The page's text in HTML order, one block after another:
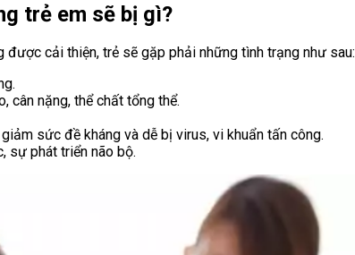
trẻ em sẽ bị gì?
được cải thiện, trẻ sẽ gặp phải những tình trạng như sau:
cân nặng, thể chất tổng thể.
sức đề kháng và dễ bị virus, vi khuẩn tấn công.
sự phát triển não bộ.